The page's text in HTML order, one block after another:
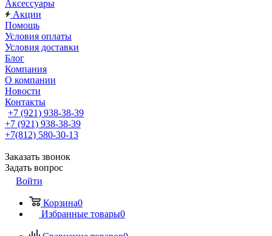
Аксессуары
Акции
Помощь
Условия оплаты
Условия доставки
Блог
Компания
О компании
Новости
Контакты
+7 (921) 938-38-39
+7 (921) 938-38-39
+7(812) 580-30-13
Заказать звонок
Задать вопрос
Войти
Корзина0
Избранные товары0